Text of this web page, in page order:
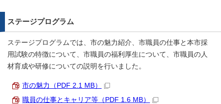
ステージプログラム
ステージプログラムでは、市の魅力紹介、市職員の仕事と本市採
用試験の特徴について、市職員の福利厚生について、市職員の人
材育成や研修についての説明を行いました。
市の魅力（PDF 2.1 MB）
職員の仕事とキャリア等（PDF 1.6 MB）